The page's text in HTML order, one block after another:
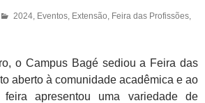
2024, Eventos, Extensão, Feira das Profissões,
o Campus Bagé sediou a Feira das
aberto à comunidade acadêmica e ao
apresentou uma variedade de